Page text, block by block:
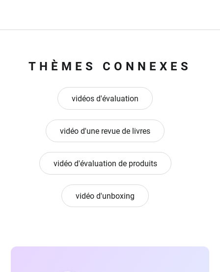
THÈMES CONNEXES
vidéos d'évaluation
vidéo d'une revue de livres
vidéo d'évaluation de produits
vidéo d'unboxing